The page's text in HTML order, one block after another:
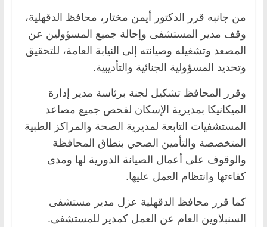
من جانبه قرر الدكتور أيمن مختار، محافظ الدقهلية،
وقف مدير المستشفى وإحالة جميع المسؤولين عن
المصعد وتشغيله وصيانته إلى النيابة العامة، للتحقيق
وتحديد المسؤولية الجنائية والتأديبية.
وقرر المحافظ تشكيل لجنة برئاسة مدير إدارة
الميكانيكا بمديرية الإسكان لفحص جميع مصاعد
المستشفيات التابعة لمديرية الصحة والمراكز الطبية
المتخصصة والتأمين الصحي بنطاق المحافظة
والوقوف على أعمال الصيانة الدورية لها ومدى
كفاءتها وانتظام العمل عليها.
كما قرر محافظ الدقهلية عزل مدير مستشفى
السنبلاوين العام عن العمل كمدير للمستشفى.